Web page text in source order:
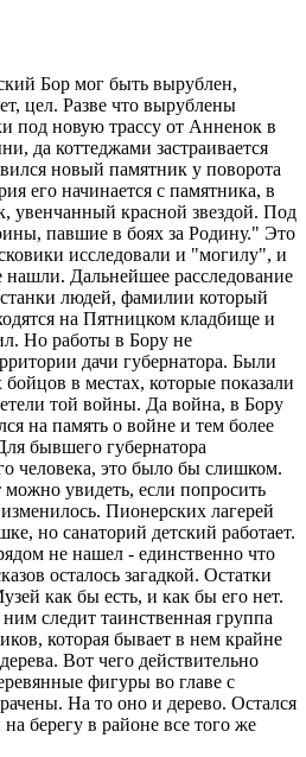
Бор мог быть вырублен,
цел. Разве что вырублены
под новую трассу от Анненок в
да коттеджами застраивается
новый памятник у поворота
его начинается с памятника, в
увенчанный красной звездой. Под
павшие в боях за Родину." Это
исследовали и "могилу", и
нашли. Дальнейшее расследование
людей, фамилии который
на Пятницком кладбище и
Но работы в Бору не
дачи губернатора. Были
в местах, которые показали
той войны. Да война, в Бору
на память о войне и тем более
бывшего губернатора
человека, это было бы слишком.
увидеть, если попросить
Пионерских лагерей
но санаторий детский работает.
не нашел - единственно что
осталось загадкой. Остатки
как бы есть, и как бы его нет.
следит таинственная группа
которая бывает в нем крайне
Вот чего действительно
фигуры во главе с
На то оно и дерево. Остался
берегу в районе все того же